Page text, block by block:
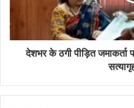
देशभर के ठगी पीड़ित जमाकर्ता